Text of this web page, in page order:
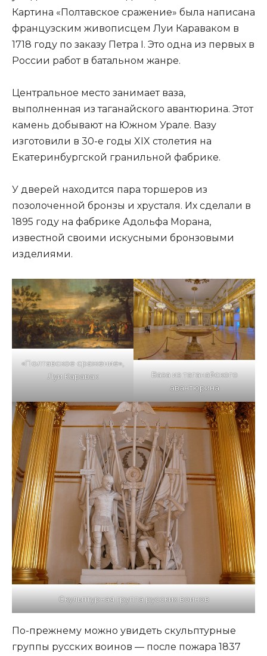
Картина «Полтавское сражение» была написана
французским живописцем Луи Караваком в
1718 году по заказу Петра I. Это одна из первых в
России работ в батальном жанре.
Центральное место занимает ваза,
выполненная из таганайского авантюрина. Этот
камень добывают на Южном Урале. Вазу
изготовили в 30-е годы XIX столетия на
Екатеринбургской гранильной фабрике.
У дверей находится пара торшеров из
позолоченной бронзы и хрусталя. Их сделали в
1895 году на фабрике Адольфа Морана,
известной своими искусными бронзовыми
изделиями.
«Полтавское сражение»,
Луи Каравак
Ваза из таганайского
авантюрина
Скульптурная группа русских воинов
По-прежнему можно увидеть скульптурные
группы русских воинов — после пожара 1837